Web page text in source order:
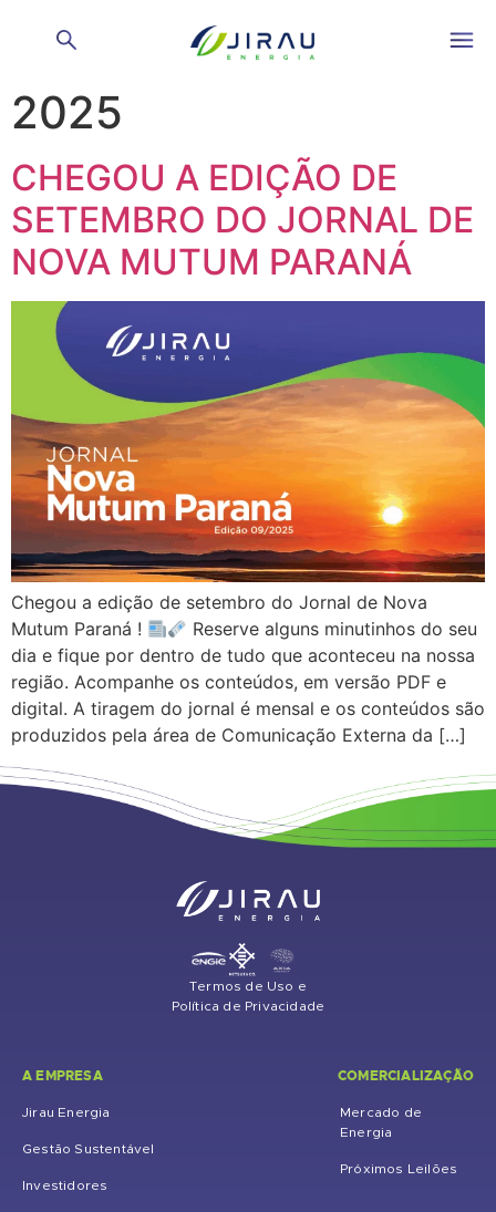
Dia:
1 de outubro de
2025
CHEGOU A EDIÇÃO DE
SETEMBRO DO JORNAL DE
NOVA MUTUM PARANÁ
Chegou a edição de setembro do Jornal de Nova
Mutum Paraná !
Reserve alguns minutinhos do seu
dia e fique por dentro de tudo que aconteceu na nossa
região. Acompanhe os conteúdos, em versão PDF e
digital. A tiragem do jornal é mensal e os conteúdos são
produzidos pela área de Comunicação Externa da […]
Termos de Uso e
Política de Privacidade
A EMPRESA
Jirau Energia
Gestão Sustentável
Investidores
COMERCIALIZAÇÃO
Mercado de
Energia
Próximos Leilões